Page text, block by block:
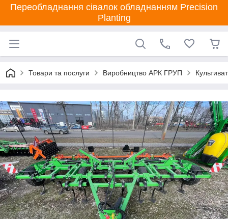
Переобладнання сівалок обладнанням Precision
Planting
Товари та послуги Виробництво АРК ГРУП